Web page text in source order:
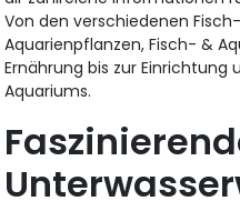
Von den verschiedenen
Aquarienpflanzen, Fisch- &
Ernährung bis zur Einrichtung
Aquariums.